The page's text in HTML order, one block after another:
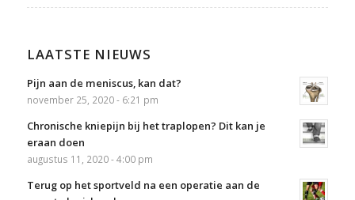
LAATSTE NIEUWS
Pijn aan de meniscus, kan dat?
november 25, 2020 - 6:21 pm
Chronische kniepijn bij het traplopen? Dit kan je
eraan doen
augustus 11, 2020 - 4:00 pm
Terug op het sportveld na een operatie aan de